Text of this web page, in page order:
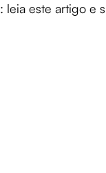
leia este artigo e